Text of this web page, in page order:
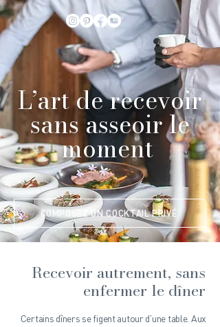
L’art de recevoir
sans asseoir le
moment
COMPOSEZ UN COCKTAIL PRIVÉ
Recevoir autrement, sans
enfermer le dîner
Certains dîners se figent autour d’une table. Aux